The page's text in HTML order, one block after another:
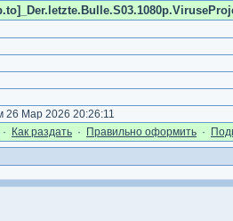
Мар 2026 20:26:11
· Как раздать · Правильно оформить ·